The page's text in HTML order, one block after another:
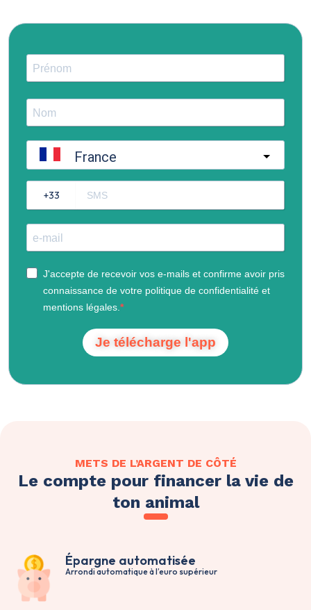
France
J'accepte de recevoir vos e-mails et confirme avoir pris
connaissance de votre politique de confidentialité et
mentions légales.
Je télécharge l'app
METS DE L’ARGENT DE CÔTÉ
Le compte pour financer la vie de
ton animal
Épargne automatisée
Arrondi automatique à l’euro supérieur